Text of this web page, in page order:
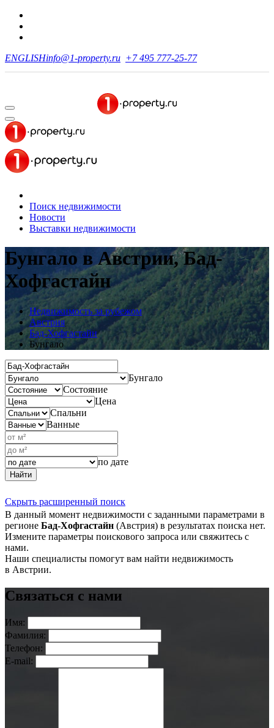
ENGLISHinfo@1-property.ru +7 495 777-25-77
Поиск недвижимости
Новости
Выставки недвижимости
Бунгало в Австрии, Бад-
Хофгастайн
Недвижимость за рубежом
Австрия
Бад-Хофгастайн
Бунгало
Бунгало
Состояние
Цена
Спальни
Ванные
по дате
Найти
Скрыть расширенный поиск
В данный момент недвижимости с заданными параметрами в
регионе Бад-Хофгастайн (Австрия) в результатах поиска нет.
Измените параметры поискового запроса или свяжитесь с
нами.
Наши специалисты помогут вам найти недвижимость
в Австрии.
Связаться с нами
Имя:
Фамилия:
Телефон:
E-mail: